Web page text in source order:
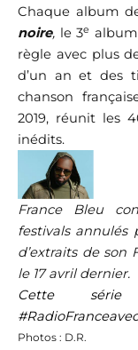
Chaque album
noire, le 3e
règle avec plus
d’un an et des
chanson
2019, réunit les
inédits.
France Bleu
festivals annulés
d’extraits de son
le 17 avril dernier.
Cette série
Photos : D.R.